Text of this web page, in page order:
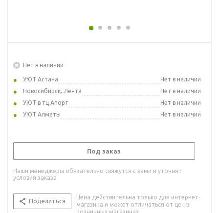
Нет в наличии
УЮТ Астана
Нет в наличии
Новосибирск, Лента
Нет в наличии
УЮТ в тц Апорт
Нет в наличии
УЮТ Алматы
Нет в наличии
Под заказ
Наши менеджеры обязательно свяжутся с вами и уточнят
условия заказа
Поделиться
Цена действительна только для интернет-
магазина и может отличаться от цен в
розничных магазинах